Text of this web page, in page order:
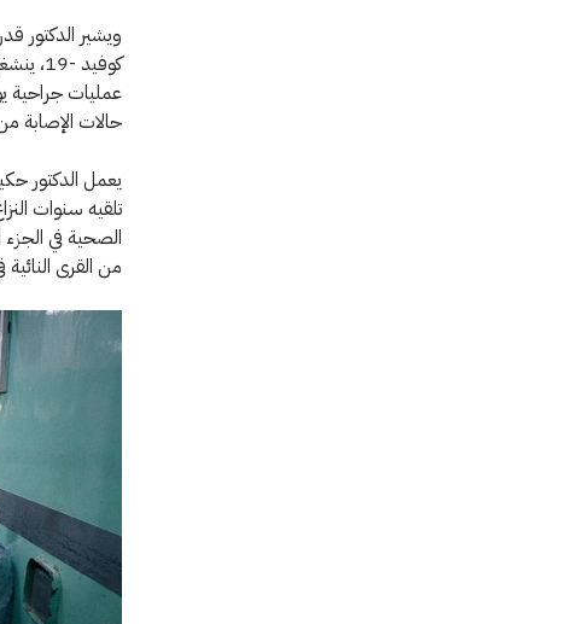
ويشير الدكتور
عمليات جراحية
حالات الإصابة
تلقيه سنوات
الصحية في الجزء
من القرى